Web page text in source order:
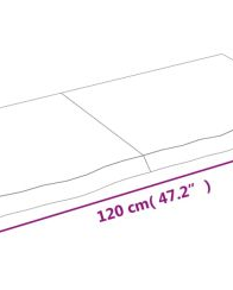
Заплащате 20% от
с карта.
месечни вноски без
до 1000 лв. / €511.31
Стойността на
месечни вноски с
до 2000 лв. / €1022.61